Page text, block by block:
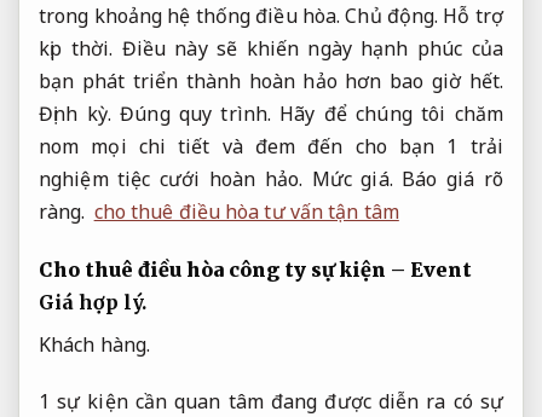
trong khoảng hệ thống điều hòa.Chủ động. Hỗ trợ
kịp thời. Điều này sẽ khiến ngày hạnh phúc của
bạn phát triển thành hoàn hảo hơn bao giờ hết.
Định kỳ. Đúng quy trình. Hãy để chúng tôi chăm
nom mọi chi tiết và đem đến cho bạn 1 trải
nghiệm tiệc cưới hoàn hảo. Mức giá. Báo giá rõ
ràng. cho thuê điều hòa tư vấn tận tâm
Cho thuê điều hòa công ty sự kiện – Event
Giá hợp lý.
Khách hàng.
1 sự kiện cần quan tâm đang được diễn ra có sự